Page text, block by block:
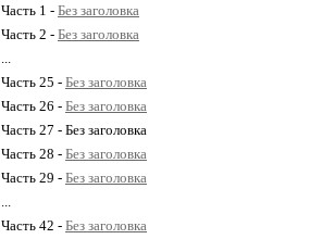
Часть 1 - Без заголовка
Часть 2 - Без заголовка
...
Часть 25 - Без заголовка
Часть 26 - Без заголовка
Часть 27 - Без заголовка
Часть 28 - Без заголовка
Часть 29 - Без заголовка
...
Часть 42 - Без заголовка